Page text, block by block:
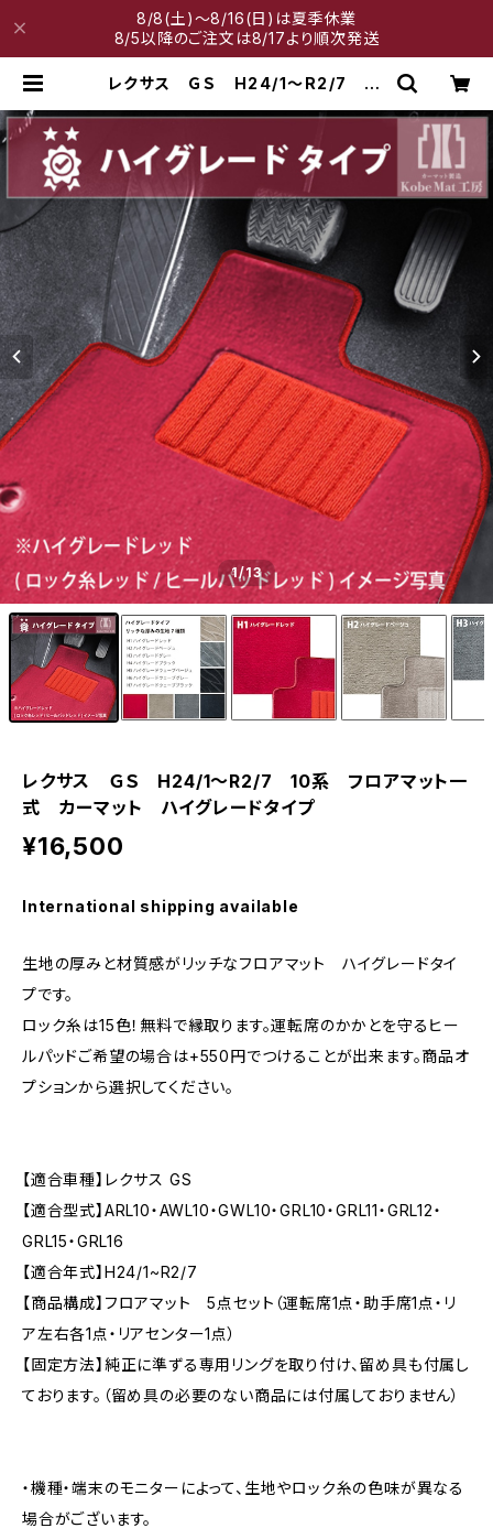
8/8(土)～8/16(日)は夏季休業
8/5以降のご注文は8/17より順次発送
レクサス ＧＳ H24/1〜R2/7 10
ハイグレードタイプ | 神戸マット工房
1/13
レクサス ＧＳ H24/1〜R2/7 10系 フロアマット一
式 カーマット ハイグレードタイプ
¥16,500
International shipping available
生地の厚みと材質感がリッチなフロアマット ハイグレードタイ
プです。
ロック糸は15色！無料で縁取ります。運転席のかかとを守るヒー
ルパッドご希望の場合は+550円でつけることが出来ます。商品オ
プションから選択してください。
【適合車種】レクサス GS
【適合型式】ARL10・AWL10・GWL10・GRL10・GRL11・GRL12・
GRL15・GRL16
【適合年式】H24/1~R2/7
【商品構成】フロアマット 5点セット（運転席1点・助手席1点・リ
ア左右各1点・リアセンター1点）
【固定方法】純正に準ずる専用リングを取り付け、留め具も付属し
ております。（留め具の必要のない商品には付属しておりません）
・機種・端末のモニターによって、生地やロック糸の色味が異なる
場合がございます。